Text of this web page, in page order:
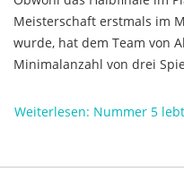
Meisterschaft erstmals im
wurde, hat dem Team von
Minimalanzahl von drei
Weiterlesen: Nummer 5 lebt